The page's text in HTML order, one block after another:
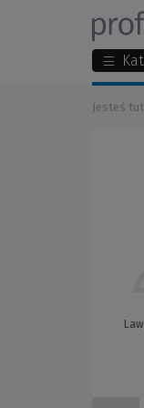
Jesteś